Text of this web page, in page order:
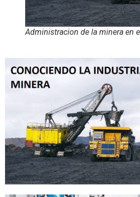
Administracion de la minera en